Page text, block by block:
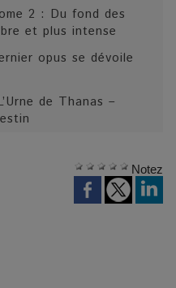
2 : Du fond des
et plus intense
opus se dévoile
de Thanas –
Notez